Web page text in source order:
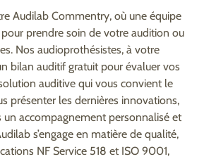
Audilab Commentry, où une équipe
prendre soin de votre audition ou
Nos audioprothésistes, à votre
bilan auditif gratuit pour évaluer vos
auditive qui vous convient le
présenter les dernières innovations,
accompagnement personnalisé et
s’engage en matière de qualité,
NF Service 518 et ISO 9001,